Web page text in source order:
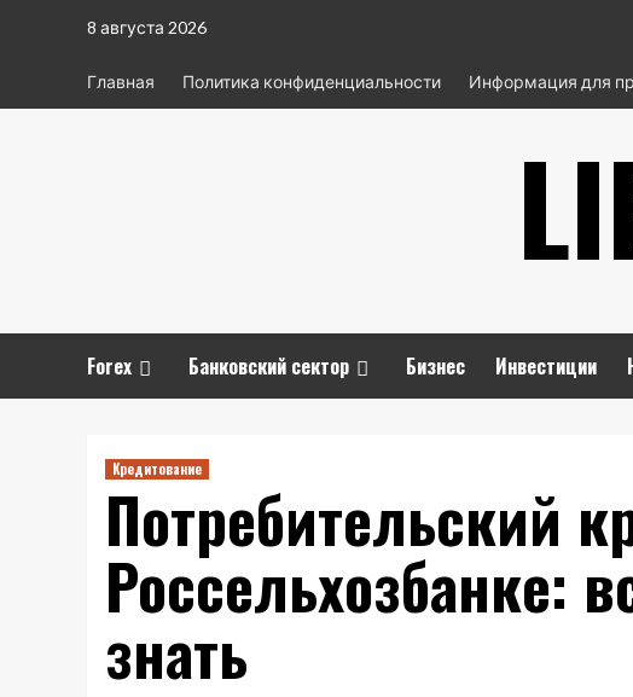
содержимому
8 августа 2026
Главная Политика конфиденциальности Информация для
Forex Банковский сектор Бизнес Инвестиции
Кредитование
Потребительский
Россельхозбанке:
знать